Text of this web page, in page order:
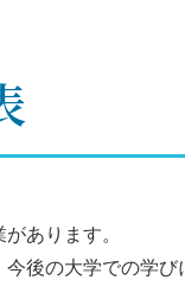
あります。
後の大学での学